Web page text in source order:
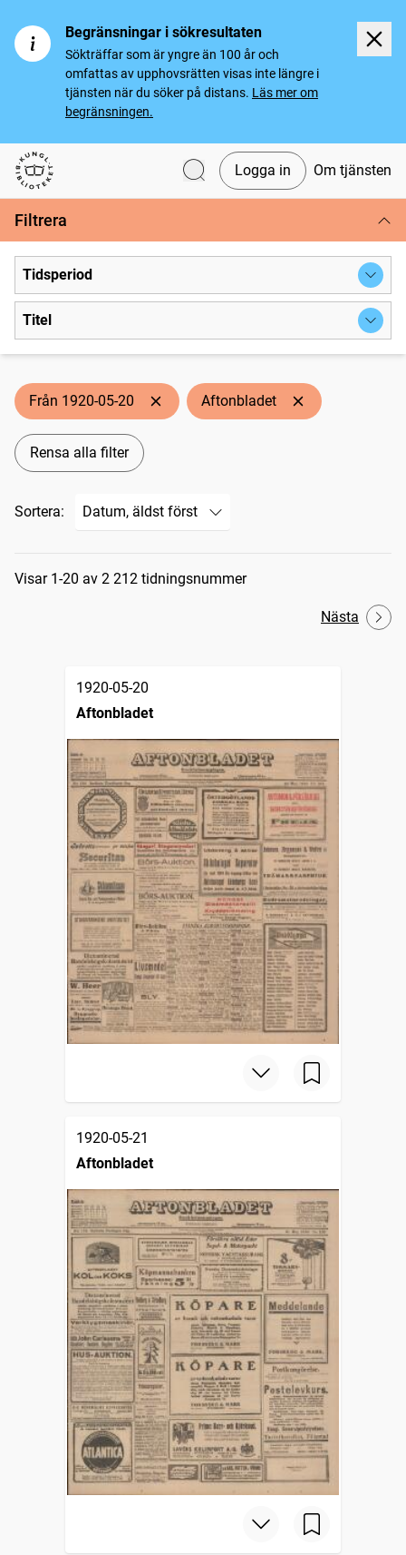
Begränsningar i sökresultaten
Sökträffar som är yngre än 100 år och
omfattas av upphovsrätten visas inte längre i
tjänsten när du söker på distans. Läs mer om
begränsningen.
Svenska tidningar
Logga in Om tjänsten
Filtrera
Tidsperiod
Titel
Från 1920-05-20 Aftonbladet
Rensa alla filter
Sortera:
Sökresultat
Visar 1-20 av 2 212 tidningsnummer
Nästa
1920-05-20
Aftonbladet
1920-05-21
Aftonbladet